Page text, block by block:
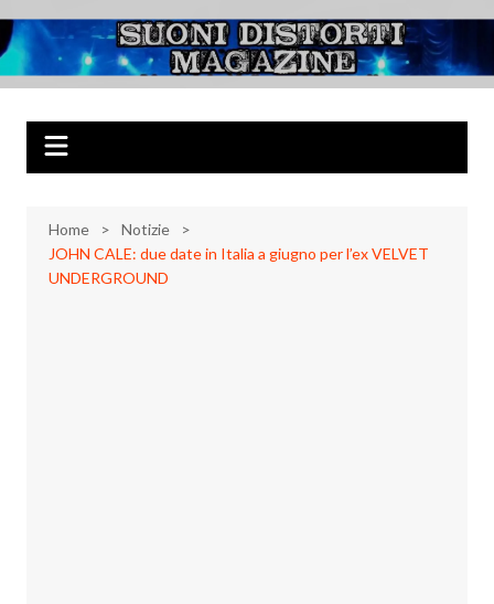
al
contenuto
Suoni Distorti
Magazine
Musica Rock, Metal, Punk e varie sonorità alternative
Home
Notizie
JOHN CALE: due date in Italia a giugno per l’ex VELVET
UNDERGROUND